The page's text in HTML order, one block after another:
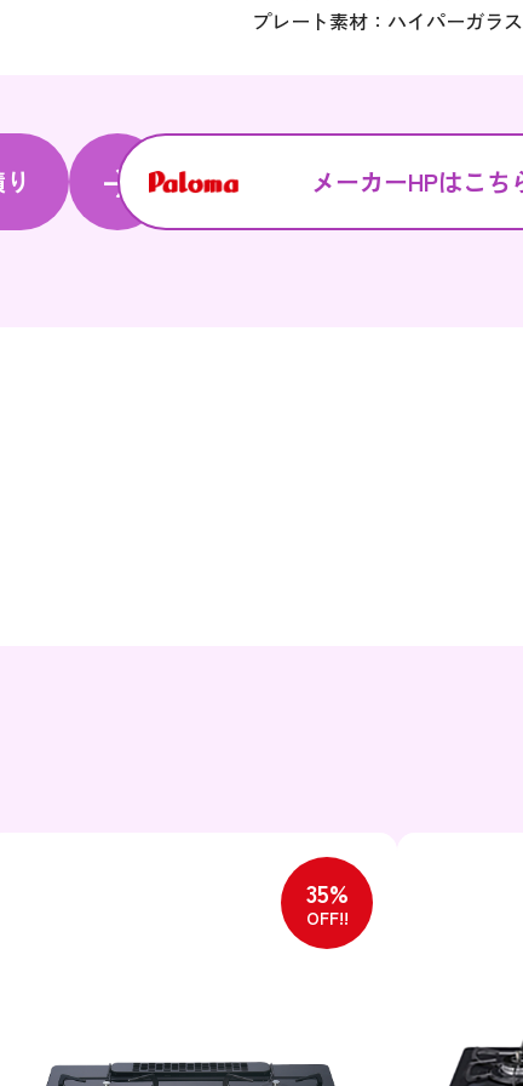
プレート素材：ハイパーガラ
メーカーHPはこち
35%
OFF!!